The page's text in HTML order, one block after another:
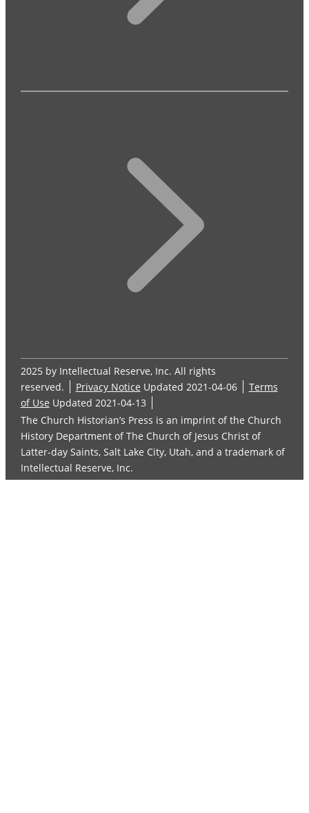
2025 by Intellectual Reserve, Inc. All rights
reserved.
Privacy Notice Updated 2021-04-06
Terms
of Use Updated 2021-04-13
The Church Historian’s Press is an imprint of the Church
History Department of The Church of Jesus Christ of
Latter-day Saints, Salt Lake City, Utah, and a trademark of
Intellectual Reserve, Inc.